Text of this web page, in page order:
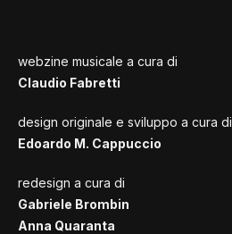
webzine musicale a cura di
Claudio Fabretti
design originale e sviluppo a cura di
Edoardo M. Cappuccio
redesign a cura di
Gabriele Brombin
Anna Quaranta